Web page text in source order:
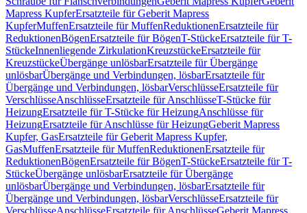
Mapress KupferErsatzteile für Geberit Mapress
KupferMuffenErsatzteile für MuffenReduktionenErsatzteile für
ReduktionenBögenErsatzteile für BögenT-StückeErsatzteile für T-
StückeInnenliegende ZirkulationKreuzstückeErsatzteile für
KreuzstückeÜbergänge unlösbarErsatzteile für Übergänge
unlösbarÜbergänge und Verbindungen, lösbarErsatzteile für
Übergänge und Verbindungen, lösbarVerschlüsseErsatzteile für
VerschlüsseAnschlüsseErsatzteile für AnschlüsseT-Stücke für
HeizungErsatzteile für T-Stücke für HeizungAnschlüsse für
HeizungErsatzteile für Anschlüsse für HeizungGeberit Mapress
Kupfer, GasErsatzteile für Geberit Mapress Kupfer,
GasMuffenErsatzteile für MuffenReduktionenErsatzteile für
ReduktionenBögenErsatzteile für BögenT-StückeErsatzteile für T-
StückeÜbergänge unlösbarErsatzteile für Übergänge
unlösbarÜbergänge und Verbindungen, lösbarErsatzteile für
Übergänge und Verbindungen, lösbarVerschlüsseErsatzteile für
VerschlüsseAnschlüsseErsatzteile für AnschlüsseGeberit Mapress